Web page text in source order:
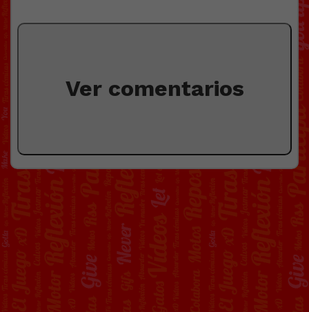
Ver comentarios